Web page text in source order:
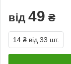
від 49 ₴
14 ₴ від 33 шт.